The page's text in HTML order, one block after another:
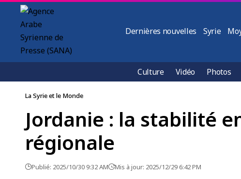
Dernières nouvelles Syrie
Culture Vidéo Photos
La Syrie et le Monde
Jordanie : la stabilité
régionale
Publié: 2025/10/30 9:32 AM Mis à jour: 2025/12/29 6:42 PM